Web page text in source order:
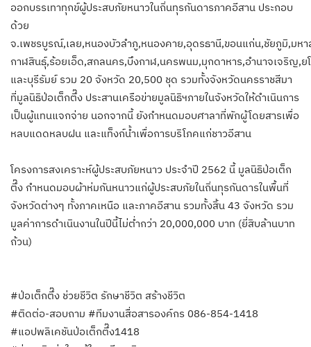
ออกบรรเทาทุกข์ผู้ประสบภัยหนาวในถิ่นทุรกันดารภาคอีสาน ประกอบ
ด้วย
จ.เพชรบูรณ์,เลย,หนองบัวลำภู,หนองคาย,อุดรธานี,ขอนแก่น,ชัยภูมิ,มหา
กาฬสินธุ์,ร้อยเอ็ด,สกลนคร,บึงกาฬ,นครพนม,มุกดาหาร,อำนาจเจริญ,ย
และบุรีรัมย์ รวม 20 จังหวัด 20,500 ชุด รวมทั้งจังหวัดนครราชสีมา
ที่มูลนิธิป่อเต็กตึ๊ง ประสานเครือข่ายมูลนิธิฯภายในจังหวัดให้ดำเนินการ
เป็นผู้แทนแจกจ่าย นอกจากนี้ ยังกำหนดมอบศาลาที่พักผู้โดยสารเพื่อ
หลบแดดหลบฝน และแท็งก์น้ำเพื่อการบริโภคแก่ชาวอีสาน
โครงการสงเคราะห์ผู้ประสบภัยหนาว ประจำปี 2562 นี้ มูลนิธิป่อเต็ก
ตึ๊ง กำหนดมอบผ้าห่มกันหนาวแก่ผู้ประสบภัยในถิ่นทุรกันดารในพื้นที่
จังหวัดต่างๆ ทั้งภาคเหนือ และภาคอีสาน รวมทั้งสิ้น 43 จังหวัด รวม
มูลค่าการดำเนินงานในปีนี้ไม่ต่ำกว่า 20,000,000 บาท (ยี่สิบล้านบาท
ถ้วน)
#ป่อเต็กตึ๊ง ช่วยชีวิต รักษาชีวิต สร้างชีวิต
#ติดต่อ-สอบถาม #ทีมงานสื่อสารองค์กร 086-854-1418
#แอปพลิเคชันป่อเต็กตึ๊ง1418